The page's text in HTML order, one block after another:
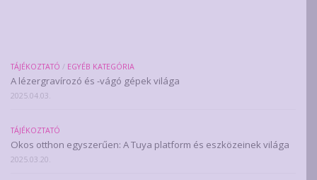
TÁJÉKOZTATÓ / EGYÉB KATEGÓRIA
A lézergravírozó és -vágó gépek világa
2025.04.03.
TÁJÉKOZTATÓ
Okos otthon egyszerűen: A Tuya platform és eszközeinek világa
2025.03.20.